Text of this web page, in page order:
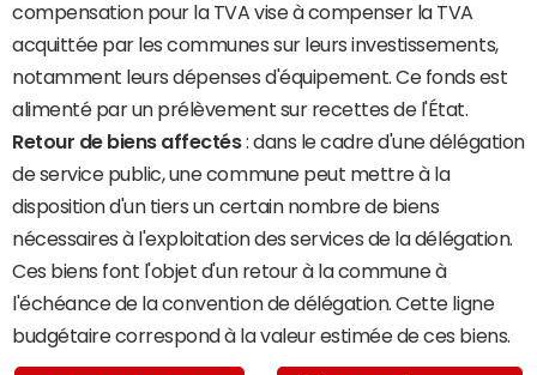
compensation pour la TVA vise à compenser la TVA
acquittée par les communes sur leurs investissements,
notamment leurs dépenses d'équipement. Ce fonds est
alimenté par un prélèvement sur recettes de l'État.
Retour de biens affectés: dans le cadre d'une délégation
de service public, une commune peut mettre à la
disposition d'un tiers un certain nombre de biens
nécessaires à l'exploitation des services de la délégation.
Ces biens font l'objet d'un retour à la commune à
l'échéance de la convention de délégation. Cette ligne
budgétaire correspond à la valeur estimée de ces biens.